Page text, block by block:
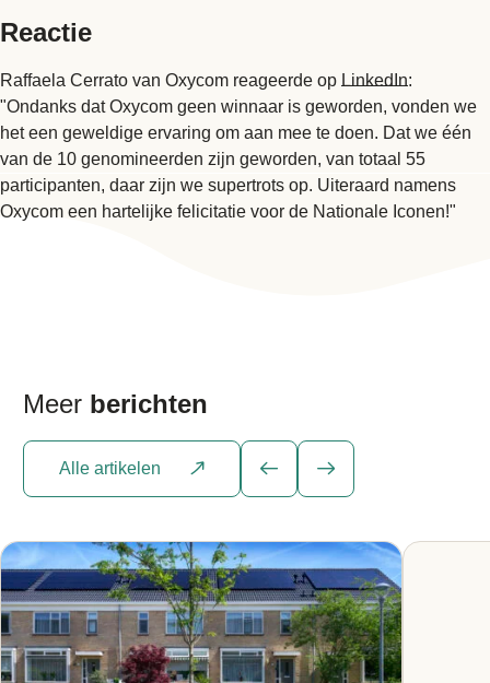
Reactie
Raffaela Cerrato van Oxycom reageerde op LinkedIn:
"Ondanks dat Oxycom geen winnaar is geworden, vonden we
het een geweldige ervaring om aan mee te doen. Dat we één
van de 10 genomineerden zijn geworden, van totaal 55
participanten, daar zijn we supertrots op. Uiteraard namens
Oxycom een hartelijke felicitatie voor de Nationale Iconen!"
Meer berichten
Alle artikelen